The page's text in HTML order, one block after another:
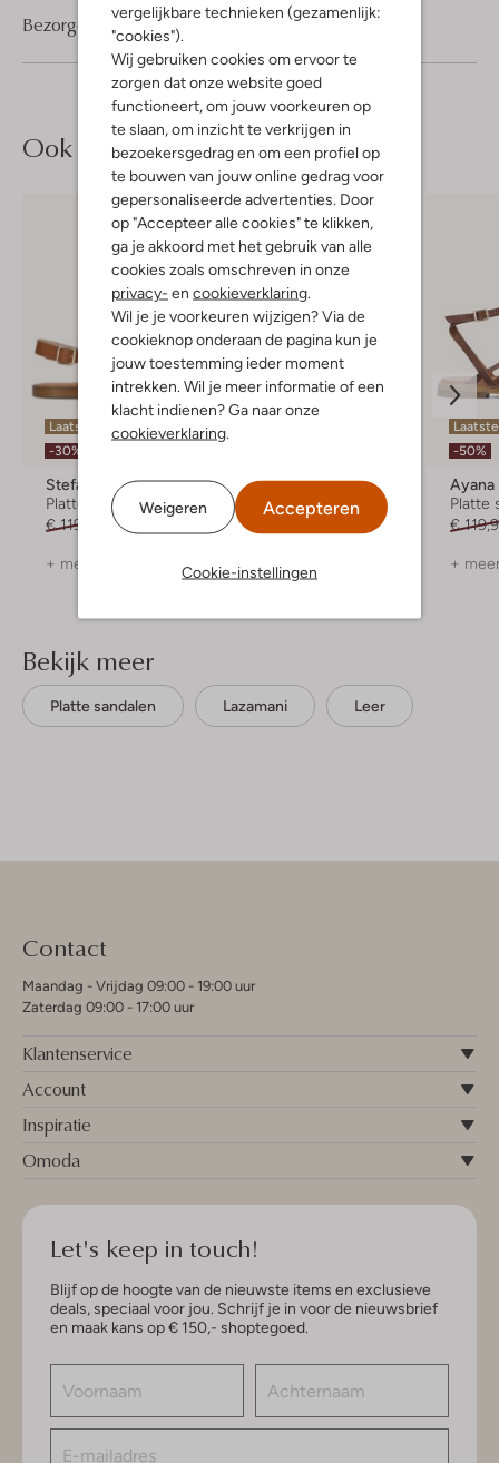
vergelijkbare technieken (gezamenlijk:
"cookies").
Wij gebruiken cookies om ervoor te
zorgen dat onze website goed
functioneert, om jouw voorkeuren op
te slaan, om inzicht te verkrijgen in
bezoekersgedrag en om een profiel op
te bouwen van jouw online gedrag voor
gepersonaliseerde advertenties. Door
op "Accepteer alle cookies" te klikken,
ga je akkoord met het gebruik van alle
cookies zoals omschreven in onze
privacy- en cookieverklaring.
Wil je je voorkeuren wijzigen? Via de
cookieknop onderaan de pagina kun je
jouw toestemming ieder moment
intrekken. Wil je meer informatie of een
klacht indienen? Ga naar onze
cookieverklaring.
Weigeren Accepteren
Cookie-instellingen
Bezorgen & retourneren
Ook iets voor jou?
Laatste items
-30%
Stefano Lauran
Platte sandalen
€ 119,99
€ 83,99
+ meer kleuren
Verton
Platte sandalen
€ 79,95
€ 23,99
+ meer kleuren
-50%
Ayana
Platte
€
+
Bekijk meer
Platte sandalen Lazamani Leer
Contact
Maandag - Vrijdag 09:00 - 19:00 uur
Zaterdag 09:00 - 17:00 uur
Klantenservice
Account
Inspiratie
Omoda
Let's keep in touch!
Blijf op de hoogte van de nieuwste items en exclusieve
deals, speciaal voor jou. Schrijf je in voor de nieuwsbrief
en maak kans op € 150,- shoptegoed.